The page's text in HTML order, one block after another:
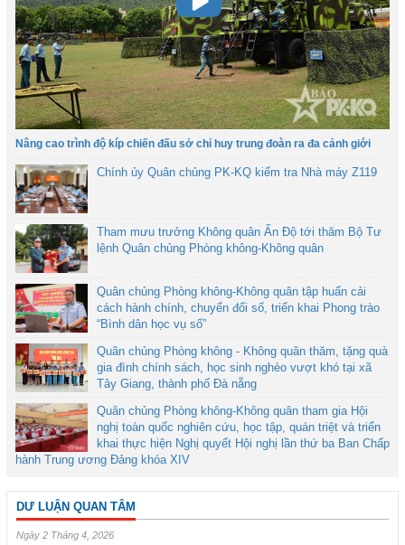
Nâng cao trình độ kíp chiến đấu sở chỉ huy trung đoàn ra đa cảnh giới
Chính ủy Quân chủng PK-KQ kiểm tra Nhà máy Z119
Tham mưu trưởng Không quân Ấn Độ tới thăm Bộ Tư
lệnh Quân chủng Phòng không-Không quân
Quân chủng Phòng không-Không quân tập huấn cải
cách hành chính, chuyển đổi số, triển khai Phong trào
“Bình dân học vụ số”
Quân chủng Phòng không - Không quân thăm, tặng quà
gia đình chính sách, học sinh nghèo vượt khó tại xã
Tây Giang, thành phố Đà nẵng
Quân chủng Phòng không-Không quân tham gia Hội
nghị toàn quốc nghiên cứu, học tập, quán triệt và triển
khai thực hiện Nghị quyết Hội nghị lần thứ ba Ban Chấp
hành Trung ương Đảng khóa XIV
DƯ LUẬN QUAN TÂM
Ngày 2 Tháng 4, 2026